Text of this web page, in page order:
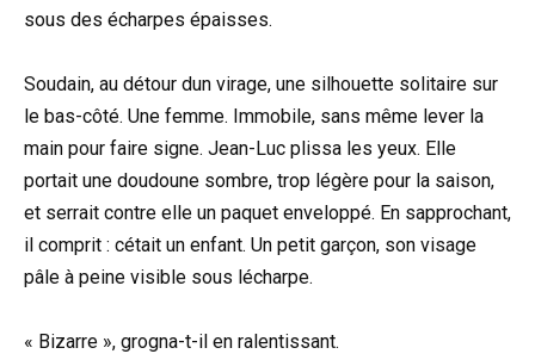
sous des écharpes épaisses.
Soudain, au détour dun virage, une silhouette solitaire sur
le bas-côté. Une femme. Immobile, sans même lever la
main pour faire signe. Jean-Luc plissa les yeux. Elle
portait une doudoune sombre, trop légère pour la saison,
et serrait contre elle un paquet enveloppé. En sapprochant,
il comprit : cétait un enfant. Un petit garçon, son visage
pâle à peine visible sous lécharpe.
« Bizarre », grogna-t-il en ralentissant.